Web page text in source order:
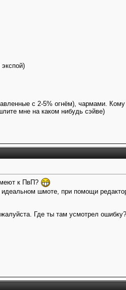
с 2-5% огнём), чармами. Кому
мне на каком нибудь сэйве)
к ПвП?
идеальном шмоте, при помощи
Где ты там усмотрел ошибку?